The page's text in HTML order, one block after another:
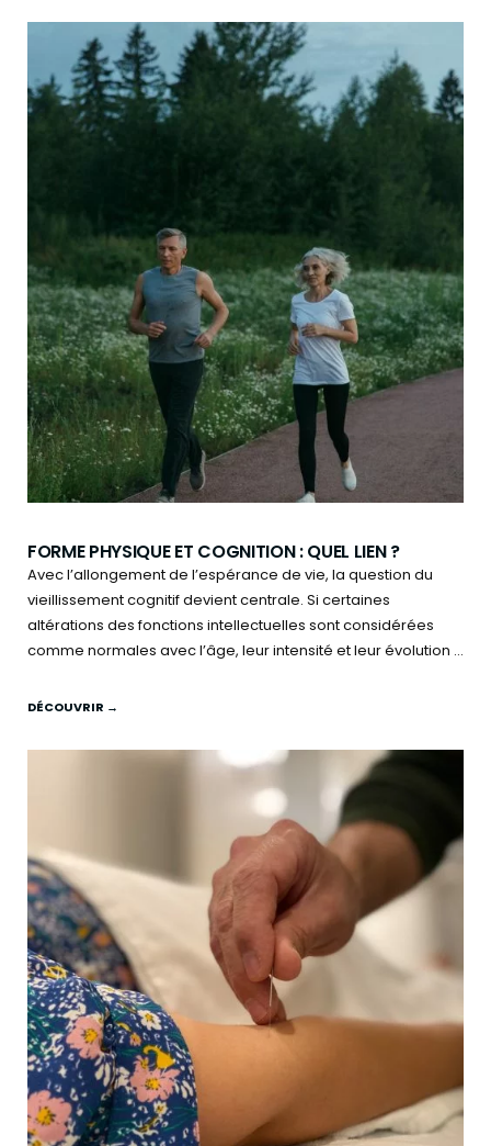
FORME PHYSIQUE ET COGNITION : QUEL LIEN ?
Avec l’allongement de l’espérance de vie, la question du
vieillissement cognitif devient centrale. Si certaines
altérations des fonctions intellectuelles sont considérées
comme normales avec l’âge, leur intensité et leur évolution ...
DÉCOUVRIR →